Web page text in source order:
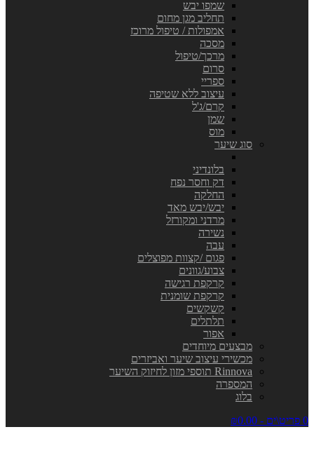
שמפו יבש
תחליב מגן מחום
אמפולות / טיפול מרוכז
מסכה
מרכך/טיפול
סרום
ספריי
עיצוב ללא שטיפה
קרם/ג'ל
שמן
מוס
סוג שיער
בלונדיני
דק וחסר נפח
החלקה
יבש/יבש מאד
מרדני ומקורזל
נשירה
עבה
פגום /קצוות מפוצלים
צבוע/גוונים
קרקפת רגישה
קרקפת שומנית
קשקשים
תלתלים
אפור
מבצעים מיוחדים
מכשירי עיצוב שיער ואביזרים
Rinnova תוספי מזון לחיזוק השיער
המספרה
בלוג
0 פריט\ים - ₪0.00